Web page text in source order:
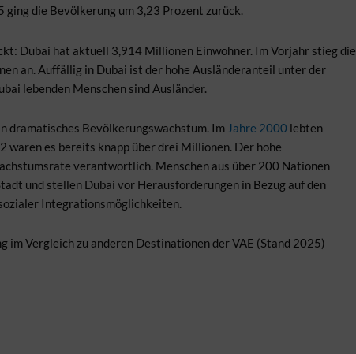
die Bevölkerung um 3,23 Prozent zurück.
Dubai hat aktuell 3,914 Millionen Einwohner. Im Vorjahr stieg die
an. Auffällig in Dubai ist der hohe Ausländeranteil unter der
lebenden Menschen sind Ausländer.
dramatisches Bevölkerungswachstum. Im Jahre 2000 lebten
waren es bereits knapp über drei Millionen. Der hohe
verantwortlich. Menschen aus über 200 Nationen
und stellen Dubai vor Herausforderungen in Bezug auf den
Integrationsmöglichkeiten.
im Vergleich zu anderen Destinationen der VAE (Stand 2025)